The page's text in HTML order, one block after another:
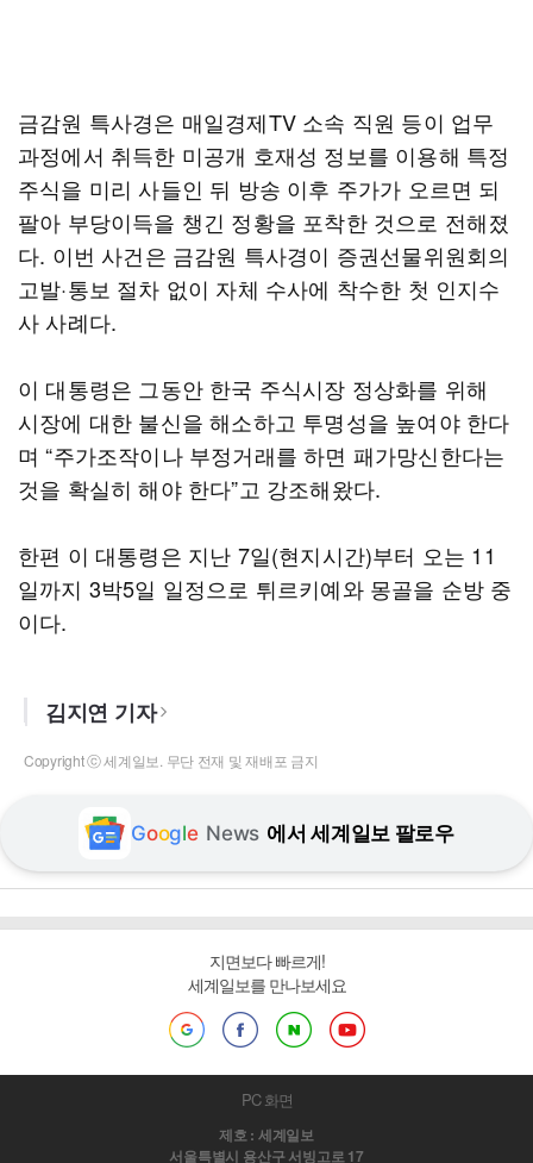
금감원 특사경은 매일경제TV 소속 직원 등이 업무
과정에서 취득한 미공개 호재성 정보를 이용해 특정
주식을 미리 사들인 뒤 방송 이후 주가가 오르면 되
팔아 부당이득을 챙긴 정황을 포착한 것으로 전해졌
다. 이번 사건은 금감원 특사경이 증권선물위원회의
고발·통보 절차 없이 자체 수사에 착수한 첫 인지수
사 사례다.
이 대통령은 그동안 한국 주식시장 정상화를 위해
시장에 대한 불신을 해소하고 투명성을 높여야 한다
며 “주가조작이나 부정거래를 하면 패가망신한다는
것을 확실히 해야 한다”고 강조해왔다.
한편 이 대통령은 지난 7일(현지시간)부터 오는 11
일까지 3박5일 일정으로 튀르키예와 몽골을 순방 중
이다.
김지연 기자
Copyright ⓒ 세계일보. 무단 전재 및 재배포 금지
Google News 에서 세계일보 팔로우
지면보다 빠르게!
세계일보를 만나보세요
PC 화면
제호 : 세계일보
서울특별시 용산구 서빙고로 17